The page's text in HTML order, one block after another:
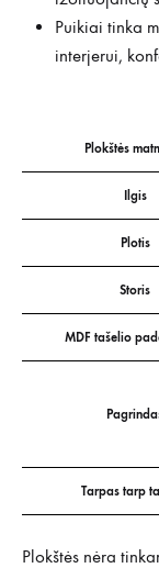
Puikiai tinka
interjerui,
Plokštės
Ilgis
Plotis
Storis
MDF tašelio
Tarpas tarp
Plokštės nėra